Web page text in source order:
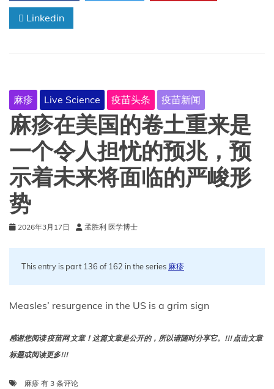
的
心
脏
单
次
注
射
类
似
mRNA
的
疗
法
可
以
复
这
疗
对
类
有
Linkedin
麻疹 Live Science 疫苗头条 疫苗新闻
麻疹在美国的卷土重来是
一个令人担忧的预兆，预
示着未来将面临的严峻形
势
2026年3月17日 孟胜利 医学博士
This entry is part 136 of 162 in the series 麻疹
Measles’ resurgence in the US is a grim sign
感谢您阅读 疫苗网 文章！这篇文章是公开的，所以请随时分享它。!!! 点击文章
标题或阅读更多!!!
麻疹 麻
有 3 条评论